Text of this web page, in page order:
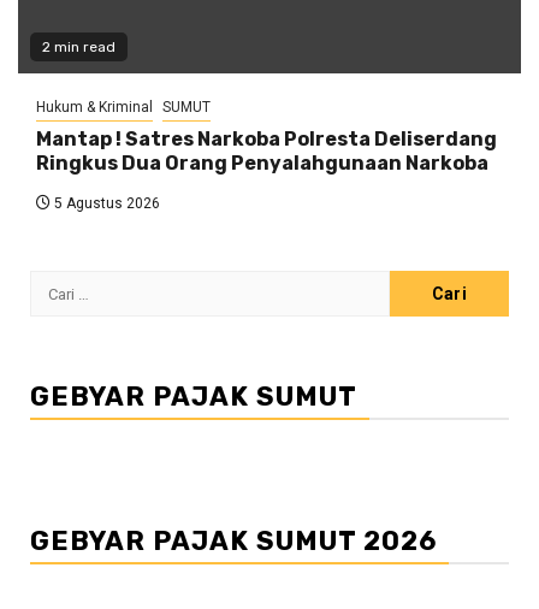
2 min read
Hukum & Kriminal SUMUT
Mantap ! Satres Narkoba Polresta Deliserdang
Ringkus Dua Orang Penyalahgunaan Narkoba
5 Agustus 2026
Cari
GEBYAR PAJAK SUMUT
GEBYAR PAJAK SUMUT 2026